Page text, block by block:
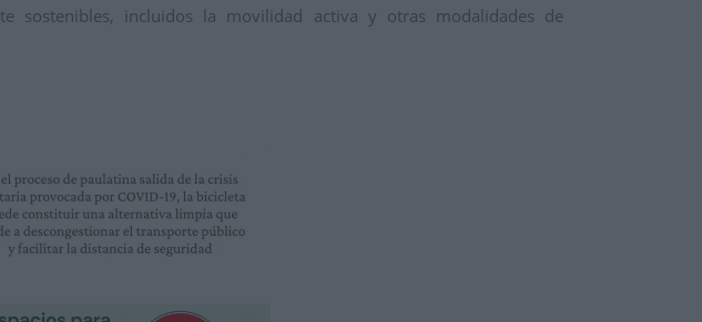
incluidos la movilidad activa y otras modalidades de